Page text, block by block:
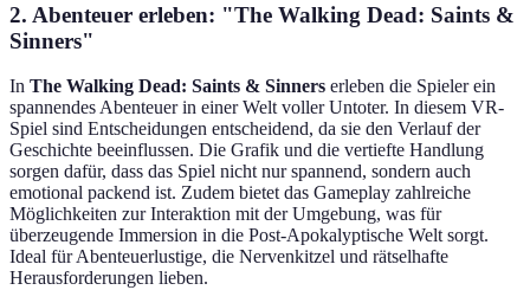
2. Abenteuer erleben: "The Walking Dead: Saints &
Sinners"
In The Walking Dead: Saints & Sinners erleben die Spieler ein
spannendes Abenteuer in einer Welt voller Untoter. In diesem VR-
Spiel sind Entscheidungen entscheidend, da sie den Verlauf der
Geschichte beeinflussen. Die Grafik und die vertiefte Handlung
sorgen dafür, dass das Spiel nicht nur spannend, sondern auch
emotional packend ist. Zudem bietet das Gameplay zahlreiche
Möglichkeiten zur Interaktion mit der Umgebung, was für
überzeugende Immersion in die Post-Apokalyptische Welt sorgt.
Ideal für Abenteuerlustige, die Nervenkitzel und rätselhafte
Herausforderungen lieben.